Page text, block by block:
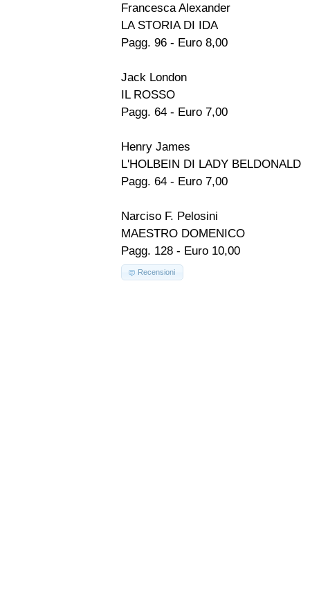
Francesca Alexander
LA STORIA DI IDA
Pagg. 96 - Euro 8,00
Jack London
IL ROSSO
Pagg. 64 - Euro 7,00
Henry James
L'HOLBEIN DI LADY BELDONALD
Pagg. 64 - Euro 7,00
Narciso F. Pelosini
MAESTRO DOMENICO
Pagg. 128 - Euro 10,00
Recensioni